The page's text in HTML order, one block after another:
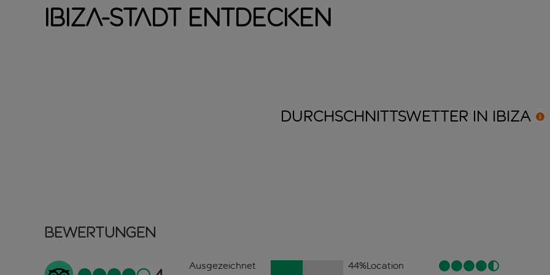
Ibiza-Stadt entdecken
DURCHSCHNITTSWETTER IN IBIZA
Bewertungen
Ausgezeichnet 44%Location